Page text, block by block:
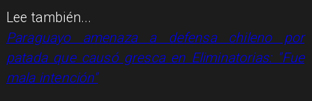
Lee también...
Paraguayo amenaza a defensa chileno por
patada que causó gresca en Eliminatorias: "Fue
mala intención"